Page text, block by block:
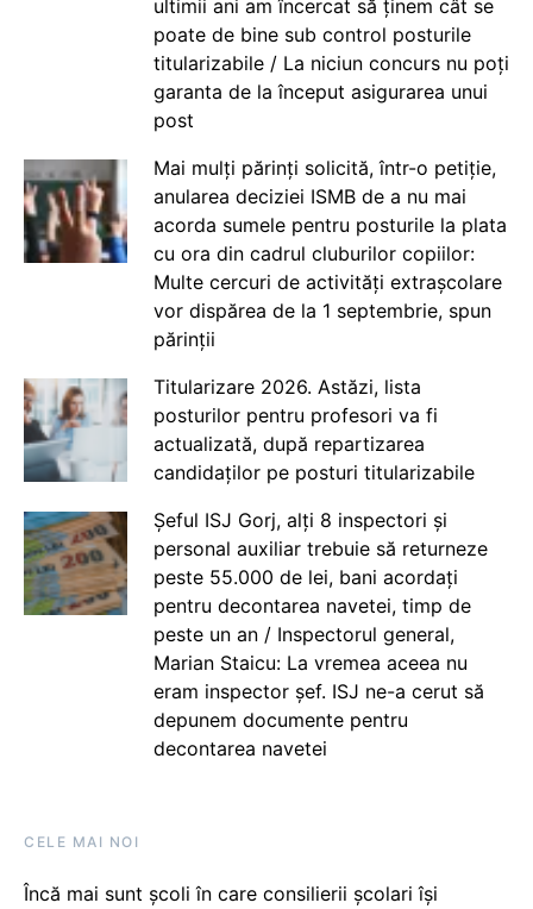
ultimii ani am încercat să ținem cât se
poate de bine sub control posturile
titularizabile / La niciun concurs nu poți
garanta de la început asigurarea unui
post
Mai mulți părinți solicită, într-o petiție,
anularea deciziei ISMB de a nu mai
acorda sumele pentru posturile la plata
cu ora din cadrul cluburilor copiilor:
Multe cercuri de activități extrașcolare
vor dispărea de la 1 septembrie, spun
părinții
Titularizare 2026. Astăzi, lista
posturilor pentru profesori va fi
actualizată, după repartizarea
candidaților pe posturi titularizabile
Șeful ISJ Gorj, alți 8 inspectori și
personal auxiliar trebuie să returneze
peste 55.000 de lei, bani acordați
pentru decontarea navetei, timp de
peste un an / Inspectorul general,
Marian Staicu: La vremea aceea nu
eram inspector șef. ISJ ne-a cerut să
depunem documente pentru
decontarea navetei
CELE MAI NOI
Încă mai sunt școli în care consilierii școlari își